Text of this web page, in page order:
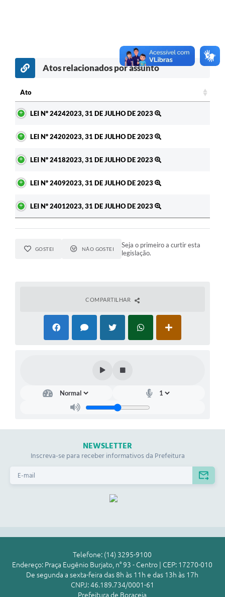
Atendimento MédicoAtos relacionados por assunto
Ato
LEI Nº 24242023, 31 DE JULHO DE 2023
LEI Nº 24202023, 31 DE JULHO DE 2023
LEI Nº 24182023, 31 DE JULHO DE 2023
LEI Nº 24092023, 31 DE JULHO DE 2023
LEI Nº 24012023, 31 DE JULHO DE 2023
GOSTEI NÃO GOSTEI
Seja o primeiro a curtir esta
legislação.
COMPARTILHAR
NEWSLETTER
Inscreva-se para receber informativos da Prefeitura
Telefone: (14) 3295-9100
Endereço: Praça Eugênio Burjato, n° 93 - Centro | CEP: 17270-010
De segunda a sexta-feira das 8h às 11h e das 13h às 17h
CNPJ: 46.189.734/0001-61
Prefeitura de Boraceia